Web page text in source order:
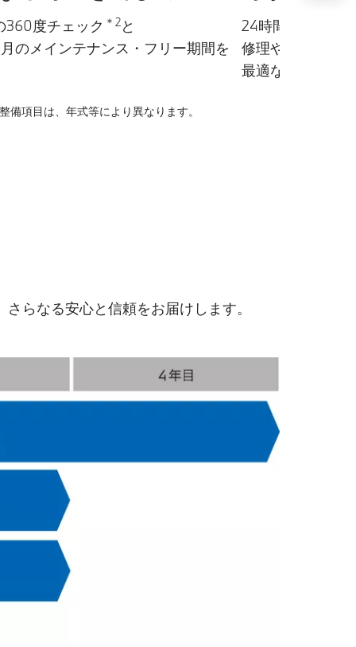
360度チェック ＊2と
のメインテナンス・フリー期間を
備項目は、年式等により異なります。
24時間365日の
修理や搬送、レ
最適なサービス
らなる安心と信頼をお届けします。